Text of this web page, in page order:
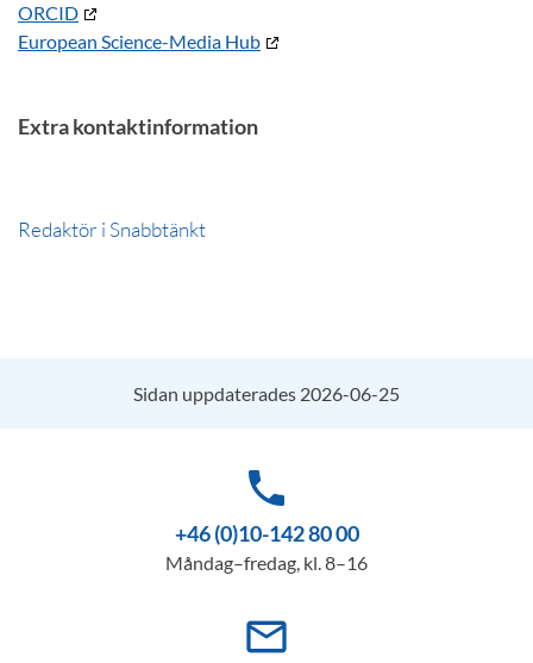
ORCID
European Science-Media Hub
Extra kontaktinformation
Redaktör i Snabbtänkt
Sidan uppdaterades 2026-06-25
phone
+46 (0)10-142 80 00
Måndag–fredag, kl. 8–16
mail_outline